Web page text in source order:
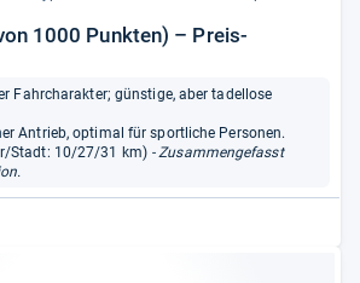
1000 Punkten) – Preis-
Fahrcharakter; günstige, aber tadellose
Antrieb, optimal für sportliche Personen.
Stadt: 10/27/31 km)- Zusammengefasst